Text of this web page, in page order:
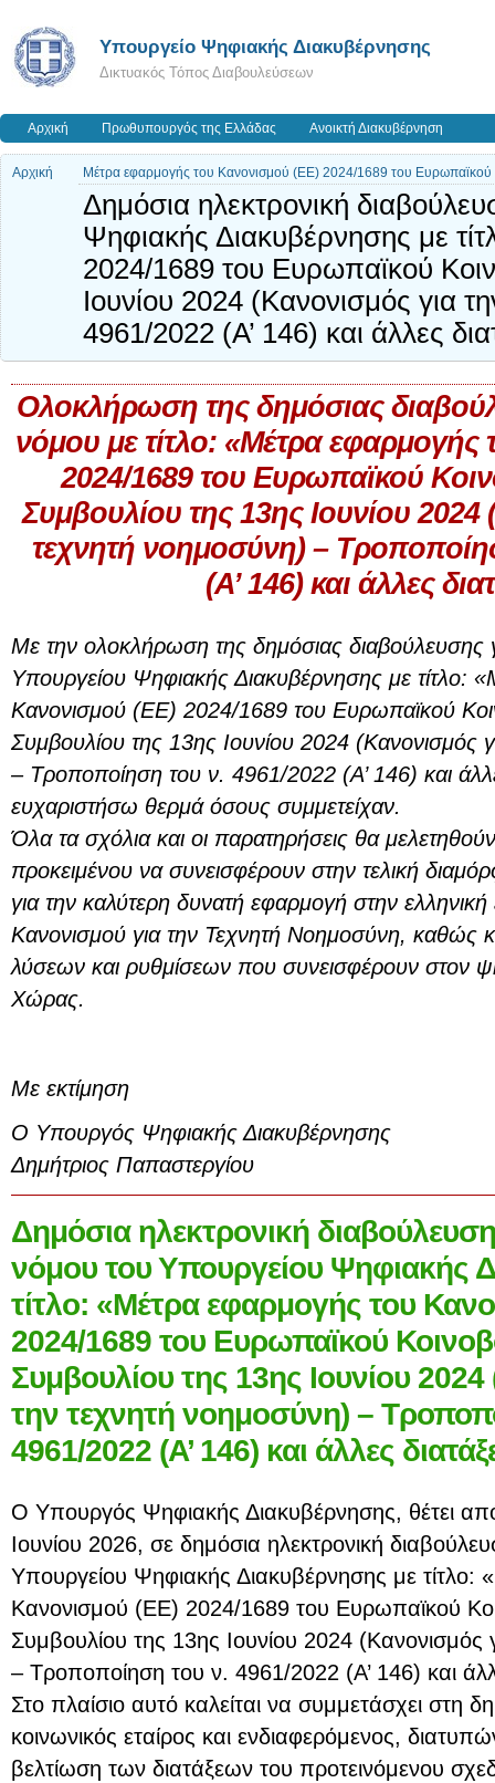
Υπουργείο Ψηφιακής Διακυβέρνησης
Δικτυακός Τόπος Διαβουλεύσεων
Αρχική Πρωθυπουργός της Ελλάδας Ανοικτή Διακυβέρνηση
Αρχική Μέτρα εφαρμογής του Κανονισμού (ΕΕ) 2024/1689 του Ευρωπαϊκού
Δημόσια ηλεκτρονική
Ψηφιακής Διακυβέρνησης με
2024/1689 του Ευρωπαϊκού
Ιουνίου 2024 (Kανονισμός για
4961/2022 (Α’ 146) και άλλες
Ολοκλήρωση της δημόσιας
νόμου με τίτλο: «Μέτρα
2024/1689 του Ευρωπαϊκού
Συμβουλίου της 13ης Ιουνίου 2024
τεχνητή νοημοσύνη) –
(Α’ 146) και άλλες
Με την ολοκλήρωση της δημόσιας διαβούλευσης
Υπουργείου Ψηφιακής Διακυβέρνησης με τίτλο:
Κανονισμού (ΕΕ) 2024/1689 του Ευρωπαϊκού
Συμβουλίου της 13ης Ιουνίου 2024 (Κανονισμός
– Τροποποίηση του ν. 4961/2022 (Α’ 146) και
ευχαριστήσω θερμά όσους συμμετείχαν.
Όλα τα σχόλια και οι παρατηρήσεις θα
προκειμένου να συνεισφέρουν στην τελική
για την καλύτερη δυνατή εφαρμογή στην
Κανονισμού για την Τεχνητή Νοημοσύνη, καθώς
λύσεων και ρυθμίσεων που συνεισφέρουν στον
Χώρας.
Με εκτίμηση
Ο Υπουργός Ψηφιακής Διακυβέρνησης
Δημήτριος Παπαστεργίου
Δημόσια ηλεκτρονική
νόμου του Υπουργείου Ψηφιακής
τίτλο: «Μέτρα εφαρμογής του
2024/1689 του Ευρωπαϊκού
Συμβουλίου της 13ης Ιουνίου
την τεχνητή νοημοσύνη) –
4961/2022 (Α’ 146) και άλλες
Ο Υπουργός Ψηφιακής Διακυβέρνησης, θέτει
Ιουνίου 2026, σε δημόσια ηλεκτρονική
Υπουργείου Ψηφιακής Διακυβέρνησης με τίτλο:
Κανονισμού (ΕΕ) 2024/1689 του Ευρωπαϊκού
Συμβουλίου της 13ης Ιουνίου 2024 (Kανονισμός
– Τροποποίηση του ν. 4961/2022 (Α’ 146) και
Στο πλαίσιο αυτό καλείται να συμμετάσχει στη
κοινωνικός εταίρος και ενδιαφερόμενος,
βελτίωση των διατάξεων του προτεινόμενου